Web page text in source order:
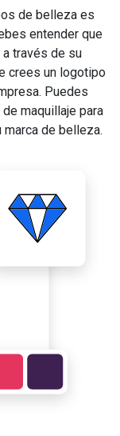
de belleza es
entender que
través de su
crees un logotipo
Puedes
maquillaje para
de belleza.